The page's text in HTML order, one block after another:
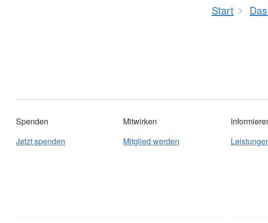
Start
Spenden
Jetzt spenden
Mitwirken
Mitglied werden